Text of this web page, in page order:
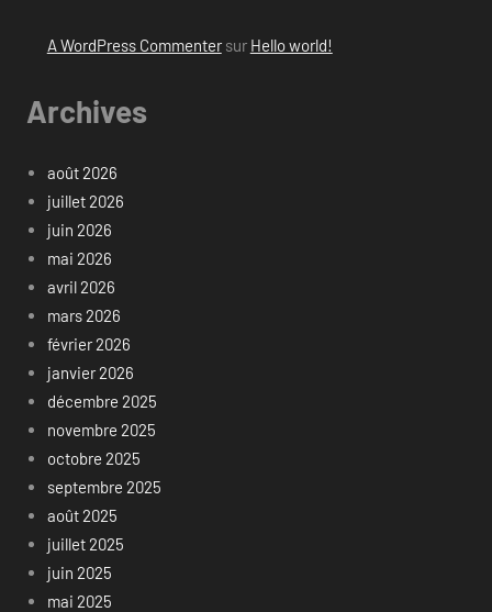
A WordPress Commentersur Hello world!
Archives
août 2026
juillet 2026
juin 2026
mai 2026
avril 2026
mars 2026
février 2026
janvier 2026
décembre 2025
novembre 2025
octobre 2025
septembre 2025
août 2025
juillet 2025
juin 2025
mai 2025